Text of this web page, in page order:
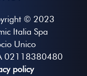
© 2023
Italia Spa
Unico
02118380480
policy